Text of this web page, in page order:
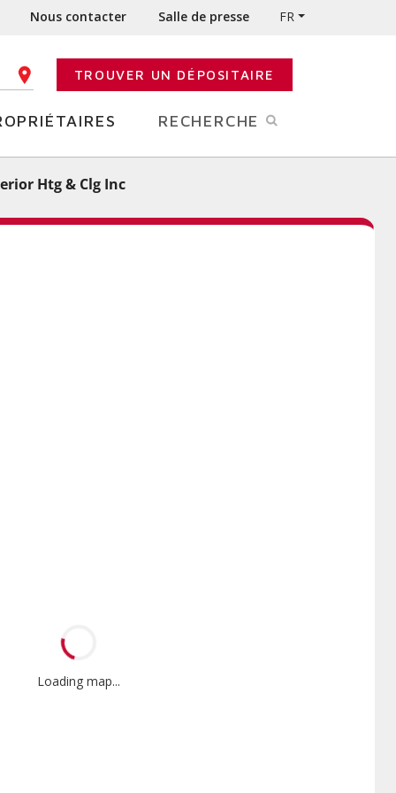
Nous contacter Salle de presse FR
CODE POSTALTROUVER UN DÉPOSITAIRE
RECHERCHE
Htg & Clg Inc
Loading map...